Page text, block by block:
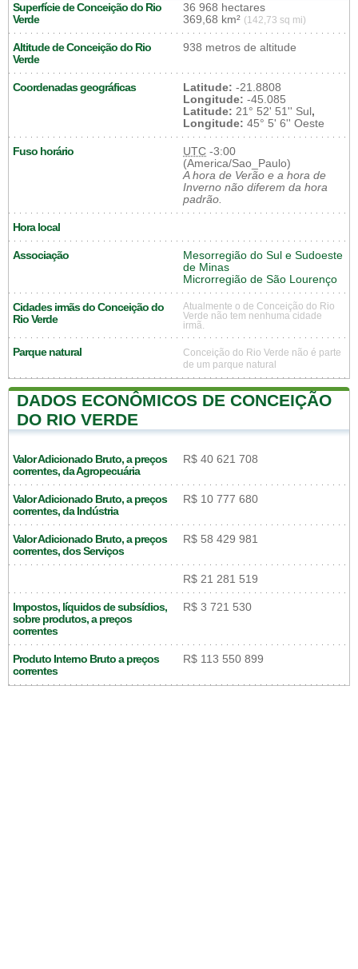
Superfície de Conceição do Rio
Verde
36 968 hectares
369,68 km² (142,73 sq mi)
Altitude de Conceição do Rio
Verde
938 metros de altitude
Coordenadas geográficas Latitude: -21.8808
Longitude: -45.085
Latitude: 21° 52' 51'' Sul,
Longitude: 45° 5' 6'' Oeste
Fuso horário UTC -3:00
(America/Sao_Paulo)
A hora de Verão e a hora de
Inverno não diferem da hora
padrão.
Hora local
Associação
Mesorregião do Sul e Sudoeste
de Minas
Microrregião de São Lourenço
Cidades irmãs do Conceição do
Rio Verde
Atualmente o de Conceição do Rio
Verde não tem nenhuma cidade
irmã.
Parque natural
Conceição do Rio Verde não é parte
de um parque natural
DADOS ECONÔMICOS DE CONCEIÇÃO
DO RIO VERDE
Valor Adicionado Bruto, a preços
correntes, da Agropecuária
R$ 40 621 708
Valor Adicionado Bruto, a preços
correntes, da Indústria
R$ 10 777 680
Valor Adicionado Bruto, a preços
correntes, dos Serviços
R$ 58 429 981
R$ 21 281 519
Impostos, líquidos de subsídios,
sobre produtos, a preços
correntes
R$ 3 721 530
Produto Interno Bruto a preços
correntes
R$ 113 550 899